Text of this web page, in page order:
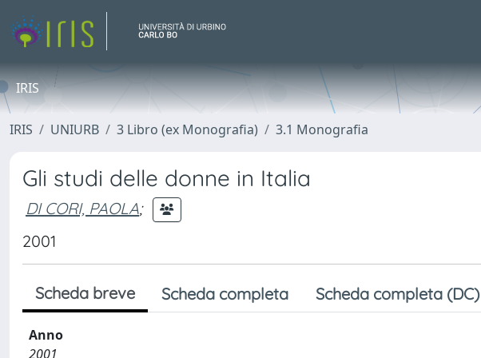
IRIS
IRIS UNIURB 3 Libro (ex Monografia) 3.1 Monografia
Gli studi delle donne in Italia
DI CORI, PAOLA;
2001
Scheda breve Scheda completa Scheda completa (DC)
Anno
2001